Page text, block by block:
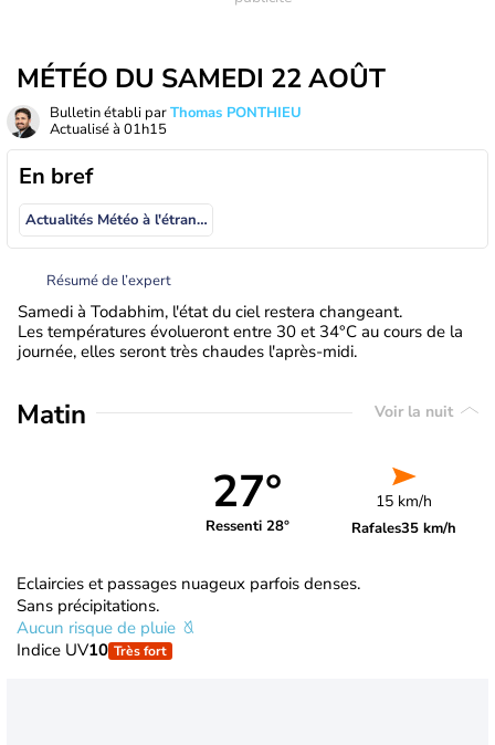
MÉTÉO DU SAMEDI 22 AOÛT
Bulletin établi parThomas PONTHIEU
Actualisé à 01h15
En bref
Actualités Météo à l'étranger
Résumé de l’expert
Samedi à Todabhim, l'état du ciel restera changeant.
Les températures évolueront entre 30 et 34°C au cours de la
journée, elles seront très chaudes l'après-midi.
Matin Voir la nuit
27°
Ressenti 28°
15 km/h
Rafales35 km/h
Eclaircies et passages nuageux parfois denses.
Sans précipitations.
Aucun risque de pluie
Indice UV10 Très fort